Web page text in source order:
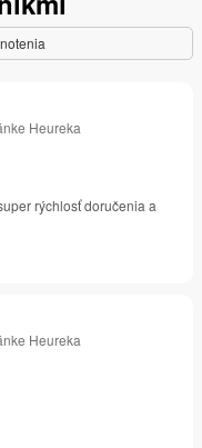
Heureka
rýchlosť doručenia a
Heureka